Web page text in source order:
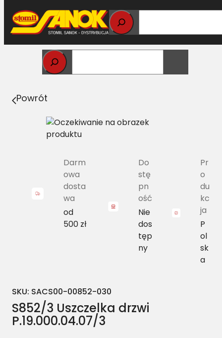
Przejdź
do
treści
Strona główna>
P.19.000.04.07/3
Powrót
Darm
owa
dosta
wa
od
500 zł
Do
stę
pn
ość
Nie
dos
tęp
ny
Pr
o
du
kc
ja
P
ol
sk
a
SKU: SACS00-00852-030
S852/3 Uszczelka drzwi
P.19.000.04.07/3